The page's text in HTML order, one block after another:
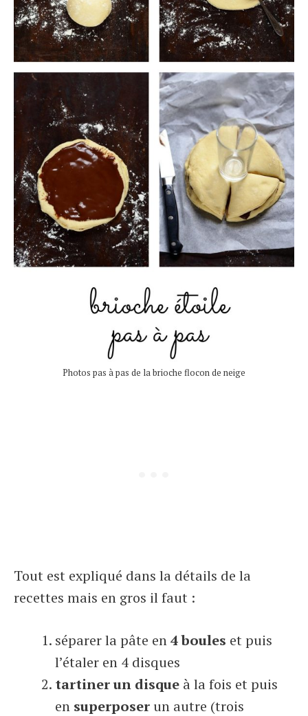
Photos pas à pas de la brioche flocon de neige
Tout est expliqué dans la détails de la
recettes mais en gros il faut :
séparer la pâte en4 boules et puis
l’étaler en 4 disques
tartiner un disque à la fois et puis
en superposer un autre (trois